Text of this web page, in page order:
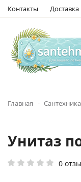
Контакты
Главная
Унитаз
0